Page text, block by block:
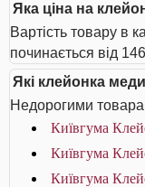
Яка ціна на
Вартість товару в
починається від
Які клейонка
Недорогими
Київгума
Київгума
Київгума